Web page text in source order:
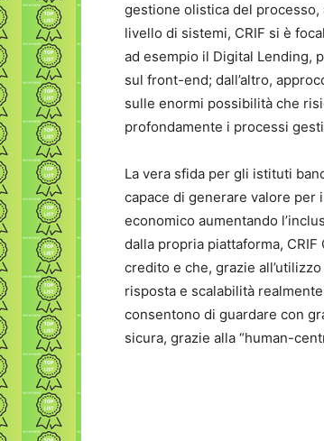
gestione olistica del processo,
livello di sistemi, CRIF si è
ad esempio il Digital Lending,
sul front-end; dall’altro,
sulle enormi possibilità che
profondamente i processi
La vera sfida per gli istituti
capace di generare valore per
economico aumentando
dalla propria piattaforma,
credito e che, grazie
risposta e scalabilità
consentono di guardare con
sicura, grazie alla “human-